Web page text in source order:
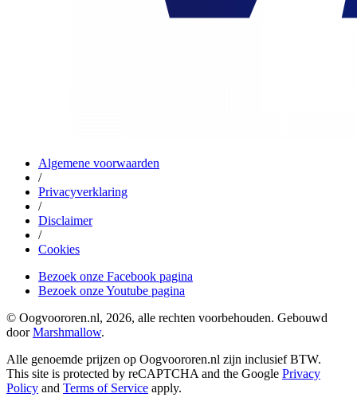
Algemene voorwaarden
/
Privacyverklaring
/
Disclaimer
/
Cookies
Bezoek onze Facebook pagina
Bezoek onze Youtube pagina
© Oogvoororen.nl, 2026, alle rechten voorbehouden. Gebouwd
doorMarshmallow.
Alle genoemde prijzen op Oogvoororen.nl zijn inclusief BTW.
This site is protected by reCAPTCHA and the Google Privacy
Policy and Terms of Service apply.